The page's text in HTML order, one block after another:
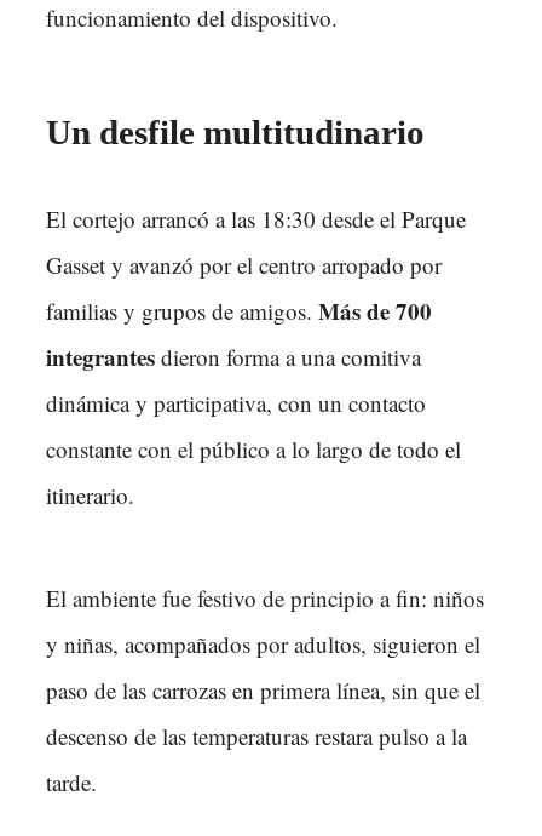
funcionamiento del dispositivo.
Un desfile multitudinario
El cortejo arrancó a las 18:30 desde el Parque
Gasset y avanzó por el centro arropado por
familias y grupos de amigos. Más de 700
integrantes dieron forma a una comitiva
dinámica y participativa, con un contacto
constante con el público a lo largo de todo el
itinerario.
El ambiente fue festivo de principio a fin: niños
y niñas, acompañados por adultos, siguieron el
paso de las carrozas en primera línea, sin que el
descenso de las temperaturas restara pulso a la
tarde.